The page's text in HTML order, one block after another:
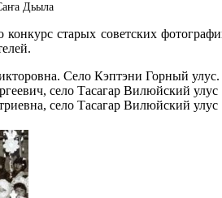
Дьыла
конкурсстарых советских
Село Кэптэни Горный
село Тасагар Вилюйский улус
село Тасагар Вилюйский улус